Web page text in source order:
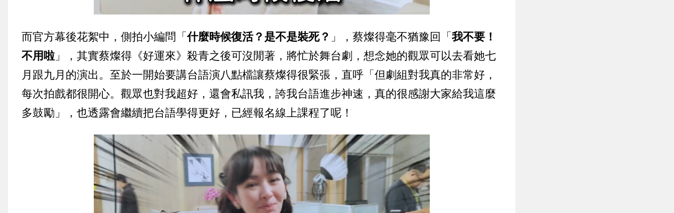
而官方幕後花絮中，側拍小編問「什麼時候復活？是不是裝死？ 」，蔡燦得毫不猶豫回「我不要！
不用啦 」，其實蔡燦得《好運來》殺青之後可沒閒著，將忙於舞台劇，想念她的觀眾可以去看她七
月跟九月的演出。至於一開始要講台語演八點檔讓蔡燦得很緊張，直呼「但劇組對我真的非常好，
每次拍戲都很開心。觀眾也對我超好，還會私訊我，誇我台語進步神速，真的很感謝大家給我這麼
多鼓勵」，也透露會繼續把台語學得更好，已經報名線上課程了呢！